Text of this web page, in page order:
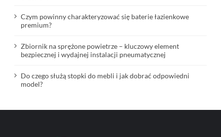
Czym powinny charakteryzować się baterie łazienkowe
premium?
Zbiornik na sprężone powietrze – kluczowy element
bezpiecznej i wydajnej instalacji pneumatycznej
Do czego służą stopki do mebli i jak dobrać odpowiedni
model?